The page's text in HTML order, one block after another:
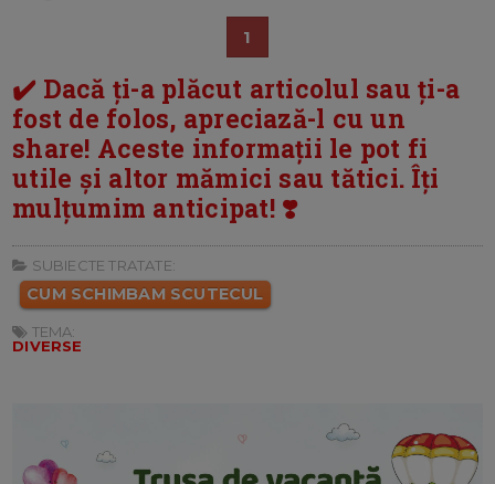
1
✔️ Dacă ți-a plăcut articolul sau ți-a
fost de folos, apreciază-l cu un
share! Aceste informații le pot fi
utile și altor mămici sau tătici. Îți
mulțumim anticipat! ❣️
SUBIECTE TRATATE:
CUM SCHIMBAM SCUTECUL
TEMA:
DIVERSE